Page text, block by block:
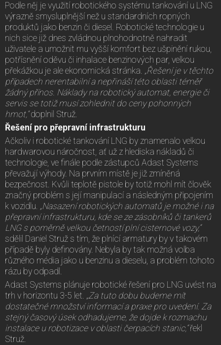
Podle něj je využití robotického systému tankování u LNG
výrazně smysluplnější než u standardních ropných
produktů jako benzin či diesel. Robotické technologie u
nich sice již dnes zvládnou plnohodnotně nahradit
uživatele a umožnit mu vyšší komfort bez ušpinění rukou,
potřísnění oděvu či inhalace benzinových par, velkou
překážkou je ale ekonomická stránka. „Řešení je v těchto
případech nerentabilní a nepřináší této oblasti téměř
žádný přínos. Náklady na robotický automat, energie či
servis se totiž musí zohlednit do ceny pohonných
hmot,“doplnil Struž.
Řešení pro přepravní infrastrukturu
Ačkoliv i robotické tankování LNG by znamenalo velkou
hardwarovou náročnost, ať už z hlediska nákladů či
technologie, ve finále podle zástupců Adast Systems
převažují výhody. Na prvním místě je již zmíněná
bezpečnost. Kvůli teplotě pistole by totiž mohl mít člověk
značný problém s její manipulací a následným připojením
k vozidlu. „Nasazení robotických automatů je možné i na
přepravní infrastrukturu, kde se ze zásobníků či tankerů
LNG s poměrně velkou četností plní cisternové vozy,“
sdělil Daniel Struž s tím, že plnící armatury by v takovém
případě byly definovány. Nebyla by tak možná volba
různého média jako u benzinu a dieselu, a problém tohoto
rázu by odpadl.
Adast Systems plánuje robotické řešení pro LNG uvést na
trh v horizontu 3-5 let. „Za tuto dobu budeme mít
dostatečné množství informací a praxe pro uvedení. Za
stejný časový úsek odhadujeme, že dojde k rozmachu
instalace u robotizace v oblasti čerpacích stanic,“řekl
Struž.